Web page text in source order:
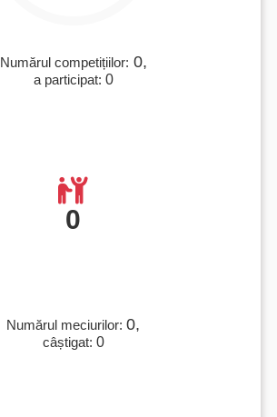
Numărul competițiilor: 0,
a participat: 0
0
Numărul meciurilor:0,
câștigat: 0